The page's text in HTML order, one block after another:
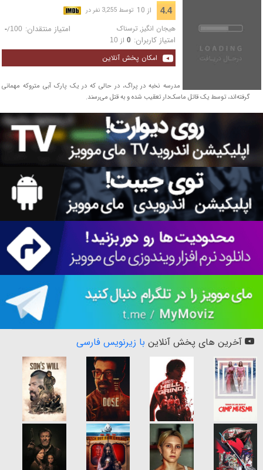
4.4 از 10 توسط 3,255 نفر در
هیجان انگیز, ترسناک امتیاز منتقدان: -/100
امتیاز کاربران: 0از 10
امکان پخش آنلاین
دانشجویان بین‌المللی یک مدرسه نخبه در پراگ، در حالی که در یک پارک آبی متروکه مهمانی
گرفته‌اند، توسط یک قاتل ماسک‌دار تعقیب شده و به قتل می‌رسند.
آخرین های پخش آنلاین با زیرنویس فارسی